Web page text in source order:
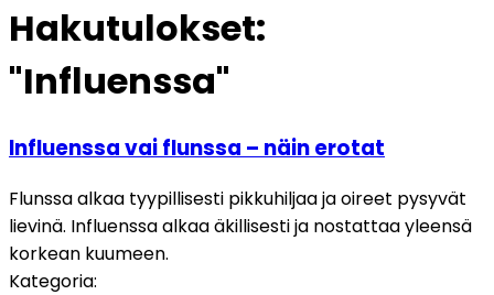
Hakutulokset:
"Influenssa"
Influenssa vai flunssa – näin erotat
Flunssa alkaa tyypillisesti pikkuhiljaa ja oireet pysyvät
lievinä. Influenssa alkaa äkillisesti ja nostattaa yleensä
korkean kuumeen.
Kategoria: